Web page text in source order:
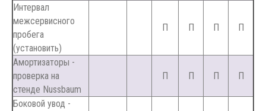
Интервал
межсервисного
пробега
(установить)
П П П П
Амортизаторы -
проверка на
стенде Nussbaum
П П П П
Боковой увод -